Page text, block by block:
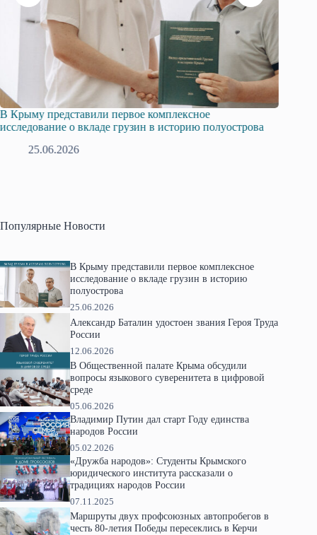
В Крыму представили первое комплексное
исследование о вкладе грузин в историю полуострова
25.06.2026
Популярные Новости
В Крыму представили первое комплексное
исследование о вкладе грузин в историю
полуострова
25.06.2026
Александр Баталин удостоен звания Героя Труда
России
12.06.2026
В Общественной палате Крыма обсудили
вопросы языкового суверенитета в цифровой
среде
05.06.2026
Владимир Путин дал старт Году единства
народов России
05.02.2026
«Дружба народов»: Студенты Крымского
юридического института рассказали о
традициях народов России
07.11.2025
Маршруты двух профсоюзных автопробегов в
честь 80-летия Победы пересеклись в Керчи